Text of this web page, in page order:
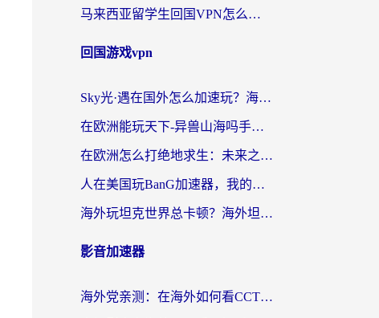
马来西亚留学生回国VPN怎么选？3个避坑点+1款实测好用的加速器推荐
回国游戏vpn
Sky光·遇在国外怎么加速玩？海外党亲测有效的国服游戏加速指南
在欧洲能玩天下-异兽山海吗手游？海外玩家的加速器生存指南
在欧洲怎么打绝地求生：未来之役不卡？留学生亲测的加速器避坑指南
人在美国玩BanG加速器，我的延迟终于绿了
海外玩坦克世界总卡顿？海外坦克世界加速器有哪些？实测好用的选择在这里
影音加速器
海外党亲测：在海外如何看CCTV？告别“仅限大陆播放”的实用指南